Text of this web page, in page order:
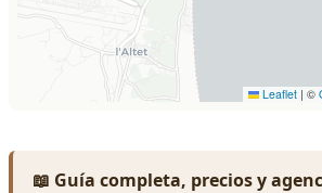
📖 Guía completa, precios y